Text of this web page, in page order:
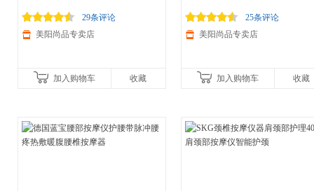
29条评论
美阳尚品专卖店
加入购物车 收藏
25条评论
美阳尚品专卖店
加入购物车 收藏